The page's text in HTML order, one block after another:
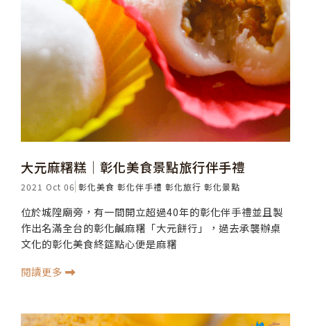
大元麻糬糕│彰化美食景點旅行伴手禮
2021 Oct 06 彰化美食 彰化伴手禮 彰化旅行 彰化景點
位於城隍廟旁，有一間開立超過40年的彰化伴手禮並且製
作出名滿全台的彰化鹹麻糬「大元餅行」，過去承襲辦桌
文化的彰化美食終筵點心便是麻糬
閱讀更多